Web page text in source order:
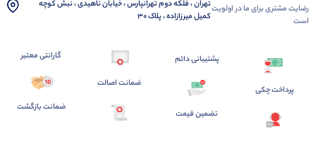
رضایت مشتری برای ما در اولویت
است
تهران ، فلکه دوم تهرانپارس ، خیابان ناهیدی ، نبش کوچه
کمیل میرزازاده ، پلاک 30
پرداخت چکی
پشتیبانی دائم
تضمین قیمت
ضمانت اصالت
گارانتی معتبر
ضمانت بازگشت